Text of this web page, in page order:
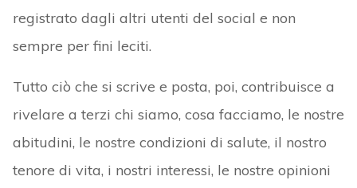
registrato dagli altri utenti del social e non
sempre per fini leciti.
Tutto ciò che si scrive e posta, poi, contribuisce a
rivelare a terzi chi siamo, cosa facciamo, le nostre
abitudini, le nostre condizioni di salute, il nostro
tenore di vita, i nostri interessi, le nostre opinioni